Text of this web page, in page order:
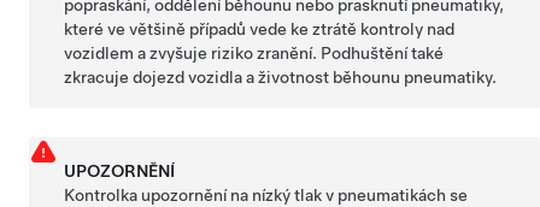
popraskání, oddělení běhounu nebo prasknutí pneumatiky,
které ve většině případů vede ke ztrátě kontroly nad
vozidlem a zvyšuje riziko zranění. Podhuštění také
zkracuje dojezd vozidla a životnost běhounu pneumatiky.
UPOZORNĚNÍ
Kontrolka upozornění na nízký tlak v pneumatikách se